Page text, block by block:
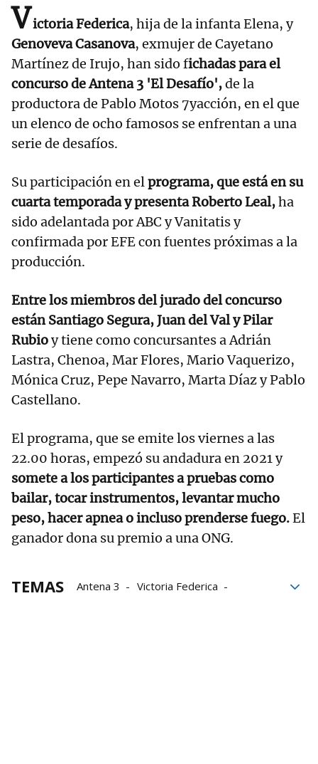
Victoria Federica, hija de la infanta Elena, y
Genoveva Casanova, exmujer de Cayetano
Martínez de Irujo, han sido fichadas para el
concurso de Antena 3 'El Desafío',de la
productora de Pablo Motos 7yacción, en el que
un elenco de ocho famosos se enfrentan a una
serie de desafíos.
Su participación en elprograma, que está en su
cuarta temporada y presenta Roberto Leal,ha
sido adelantada por ABC y Vanitatis y
confirmada por EFE con fuentes próximas a la
producción.
Entre los miembros del jurado del concurso
están Santiago Segura, Juan del Val y Pilar
Rubioy tiene como concursantes a Adrián
Lastra, Chenoa, Mar Flores, Mario Vaquerizo,
Mónica Cruz, Pepe Navarro, Marta Díaz y Pablo
Castellano.
El programa, que se emite los viernes a las
22.00 horas, empezó su andadura en 2021 y
somete a los participantes a pruebas como
bailar, tocar instrumentos, levantar mucho
peso, hacer apnea o incluso prenderse fuego.El
ganador dona su premio a una ONG.
TEMAS Antena 3
Victoria Federica